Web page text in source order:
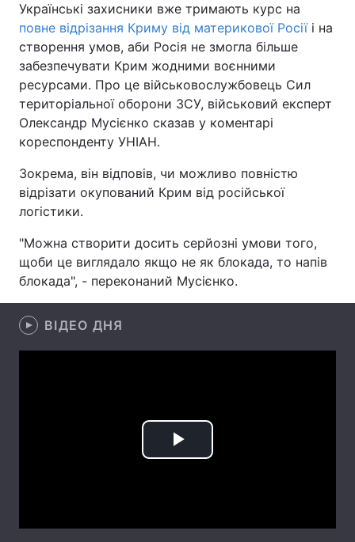
Економіка Світ
Спорт
Техно і зв'язок Лайт
Зброя Інциденти
Цікавинки Погода
Лонгріди
Відео з Youtube
Інтерв'ю Думки
Українські захисники вже тримають курс на
повне відрізання Криму від материкової Росіїі на
створення умов, аби Росія не змогла більше
забезпечувати Крим жодними воєнними
ресурсами. Про це військовослужбовець Сил
територіальної оборони ЗСУ, військовий експерт
Олександр Мусієнко сказав у коментарі
кореспонденту УНІАН.
Зокрема, він відповів, чи можливо повністю
відрізати окупований Крим від російської
логістики.
"Можна створити досить серйозні умови того,
щоби це виглядало якщо не як блокада, то напів
блокада", - переконаний Мусієнко.
ВІДЕО ДНЯ
Play